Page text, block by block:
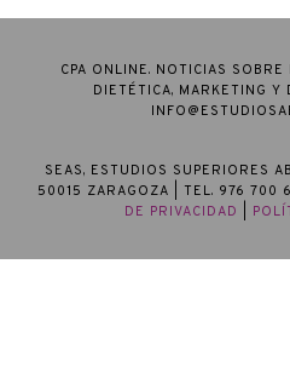
CPA ONLINE. NOTICIAS
DIETÉTICA, MARKETING Y
SEAS, ESTUDIOS SUPERIORES
50015 ZARAGOZA | TEL. 976 700
DE PRIVACIDAD